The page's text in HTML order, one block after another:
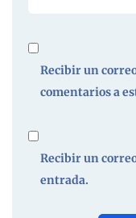
Recibir un
comentarios a
Recibir un
entrada.